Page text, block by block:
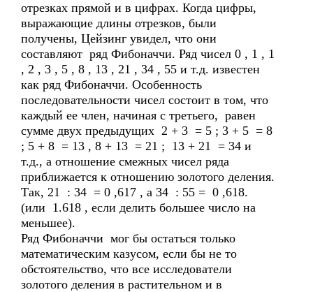
отрезках прямой и в цифрах. Когда цифры,
выражающие длины отрезков, были
получены, Цейзинг увидел, что они
составляют ряд Фибоначчи. Ряд чисел 0 , 1 , 1
, 2 , 3 , 5 , 8 , 13 , 21 , 34 , 55 и т.д. известен
как ряд Фибоначчи. Особенность
последовательности чисел состоит в том, что
каждый ее член, начиная с третьего, равен
сумме двух предыдущих 2 + 3 = 5 ; 3 + 5 = 8
; 5 + 8 = 13 , 8 + 13 = 21 ; 13 + 21 = 34 и
т.д., а отношение смежных чисел ряда
приближается к отношению золотого деления.
Так, 21 : 34 = 0 ,617 , а 34 : 55 = 0 ,618.
(или 1.618 , если делить большее число на
меньшее).
Ряд Фибоначчи мог бы остаться только
математическим казусом, если бы не то
обстоятельство, что все исследователи
золотого деления в растительном и в